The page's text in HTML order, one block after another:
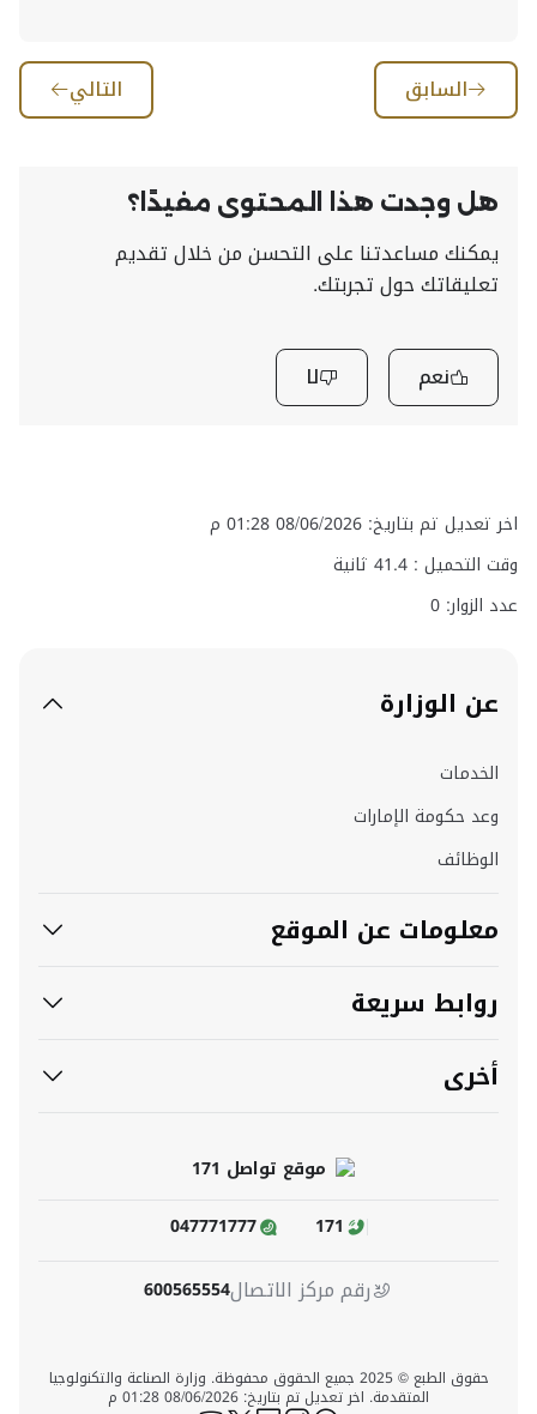
السابق التالي
هل وجدت هذا المحتوى مفيدًا؟
يمكنك مساعدتنا على التحسن من خلال تقديم
تعليقاتك حول تجربتك.
نعم لا
اخر تعديل تم بتاريخ: 08/06/2026 01:28 م
وقت التحميل : 41.4 ثانية
عدد الزوار: 0
عن الوزارة
الخدمات
وعد حكومة الإمارات
الوظائف
معلومات عن الموقع
روابط سريعة
أخرى
171
047771777
رقم مركز الاتصال600565554
حقوق الطبع © 2025 جميع الحقوق محفوظة. وزارة الصناعة والتكنولوجيا
المتقدمة. اخر تعديل تم بتاريخ: 08/06/2026 01:28 م